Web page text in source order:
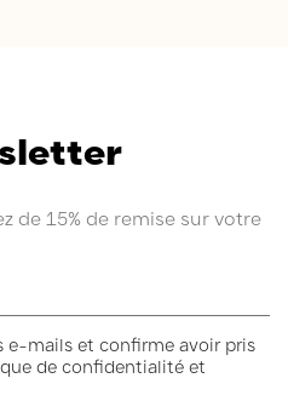
de 15% de remise sur votre
e-mails et confirme avoir pris
de confidentialité et